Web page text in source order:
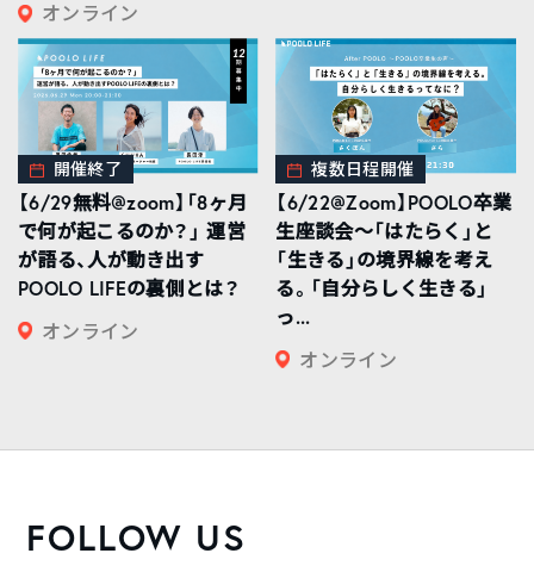
オンライン
開催終了
【6/29無料@zoom】「8ヶ月
で何が起こるのか？」 運営
が語る、人が動き出す
POOLO LIFEの裏側とは？
オンライン
複数日程開催
【6/22@Zoom】POOLO卒業
生座談会〜「はたらく」と
「生きる」の境界線を考え
る。「自分らしく生きる」
っ...
オンライン
FOLLOW US